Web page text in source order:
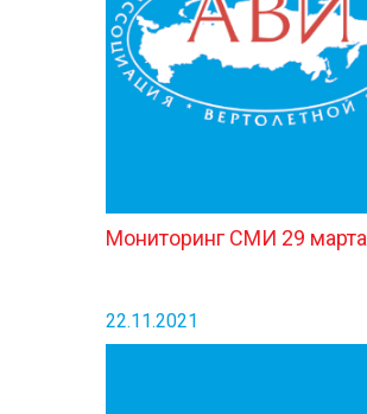
КОНТАКТЫ
Мониторинг СМИ 29 марта
22.11.2021